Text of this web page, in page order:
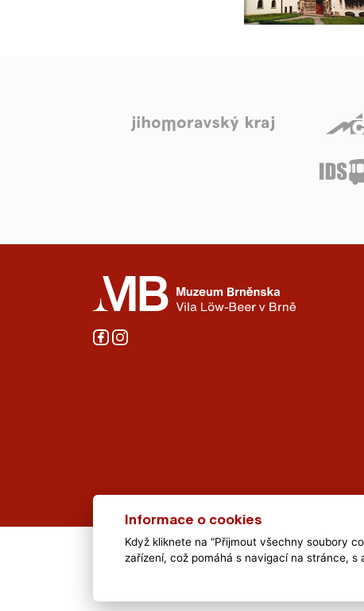
All
Informace o cookies
Když kliknete na "Přijmout všechny soubory
zařízení, což pomáhá s navigací na stránce,